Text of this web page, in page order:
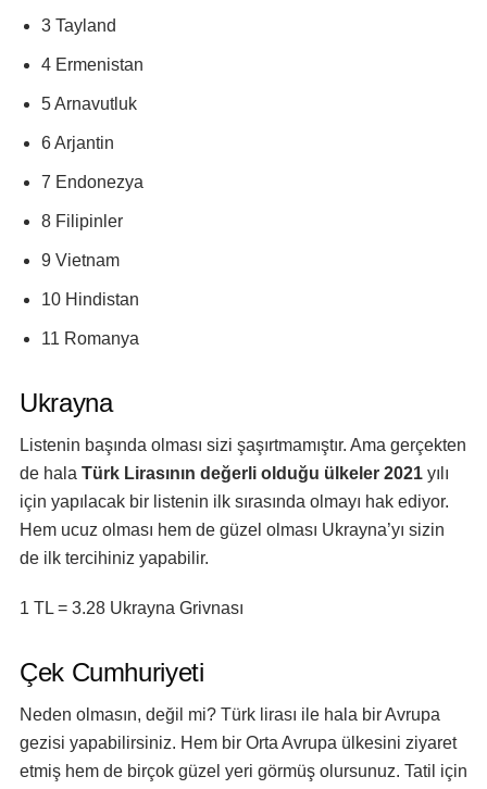
3 Tayland
4 Ermenistan
5 Arnavutluk
6 Arjantin
7 Endonezya
8 Filipinler
9 Vietnam
10 Hindistan
11 Romanya
Ukrayna
Listenin başında olması sizi şaşırtmamıştır. Ama gerçekten
de hala Türk Lirasının değerli olduğu ülkeler 2021 yılı
için yapılacak bir listenin ilk sırasında olmayı hak ediyor.
Hem ucuz olması hem de güzel olması Ukrayna’yı sizin
de ilk tercihiniz yapabilir.
1 TL = 3.28 Ukrayna Grivnası
Çek Cumhuriyeti
Neden olmasın, değil mi? Türk lirası ile hala bir Avrupa
gezisi yapabilirsiniz. Hem bir Orta Avrupa ülkesini ziyaret
etmiş hem de birçok güzel yeri görmüş olursunuz. Tatil için